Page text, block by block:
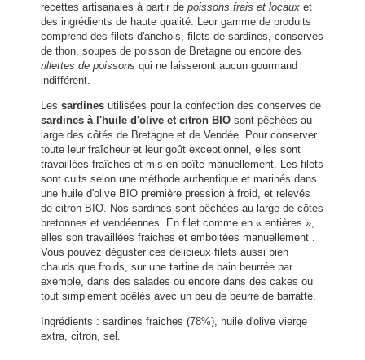
recettes artisanales à partir de poissons frais et locaux et
des ingrédients de haute qualité. Leur gamme de produits
comprend des filets d'anchois, filets de sardines, conserves
de thon, soupes de poisson de Bretagne ou encore des
rillettes de poissons qui ne laisseront aucun gourmand
indifférent.
Les sardines utilisées pour la confection des conserves de
sardines à l'huile d'olive et citron BIO sont pêchées au
large des côtés de Bretagne et de Vendée. Pour conserver
toute leur fraîcheur et leur goût exceptionnel, elles sont
travaillées fraîches et mis en boîte manuellement. Les filets
sont cuits selon une méthode authentique et marinés dans
une huile d'olive BIO première pression à froid, et relevés
de citron BIO. Nos sardines sont pêchées au large de côtes
bretonnes et vendéennes. En filet comme en « entières »,
elles son travaillées fraiches et emboitées manuellement .
Vous pouvez déguster ces délicieux filets aussi bien
chauds que froids, sur une tartine de bain beurrée par
exemple, dans des salades ou encore dans des cakes ou
tout simplement poêlés avec un peu de beurre de barratte.
Ingrédients : sardines fraiches (78%), huile d'olive vierge
extra, citron, sel.